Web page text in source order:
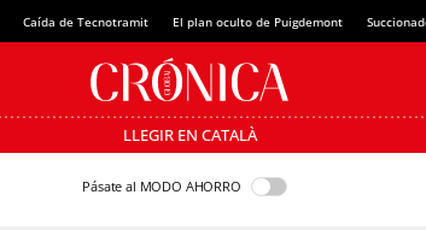
Caída de Tecnotramit El plan oculto de Puigdemont
LLEGIR EN CATALÀ
Pásate al MODO AHORRO